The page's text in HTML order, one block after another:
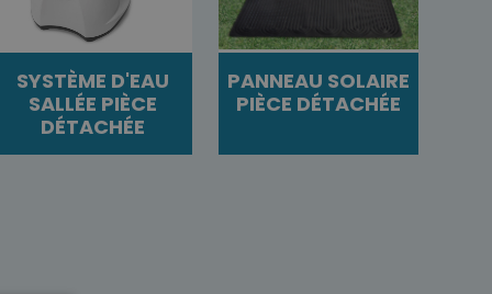
SYSTÈME D'EAU
SALLÉE PIÈCE
DÉTACHÉE
PANNEAU SOLAIRE
PIÈCE DÉTACHÉE